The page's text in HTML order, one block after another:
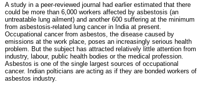
A study in a peer-reviewed journal had earlier estimated that there
could be more than 6,000 workers affected by asbestosis (an
untreatable lung ailment) and another 600 suffering at the minimum
from asbestosis-related lung cancer in India at present.
Occupational cancer from asbestos, the disease caused by
emissions at the work place, poses an increasingly serious health
problem. But the subject has attracted relatively little attention from
industry, labour, public health bodies or the medical profession.
Asbestos is one of the single largest sources of occupational
cancer. Indian polticians are acting as if they are bonded workers of
asbestos industry.